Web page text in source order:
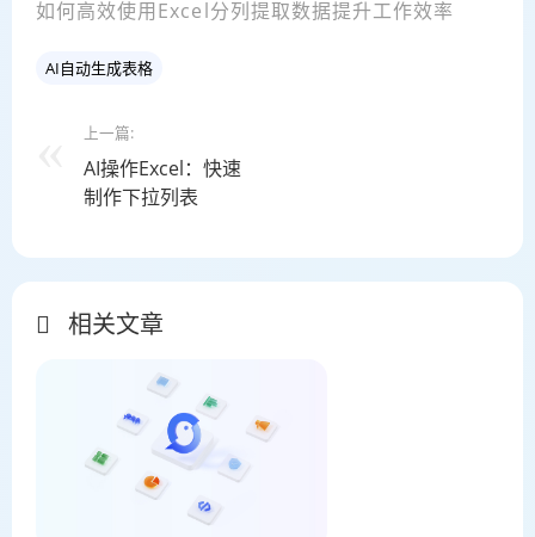
如何高效使用Excel分列提取数据提升工作效率
AI自动生成表格
上一篇:
AI操作Excel：快速
制作下拉列表
相关文章